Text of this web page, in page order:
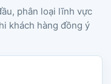
phân loại lĩnh vực
khách hàng đồng ý